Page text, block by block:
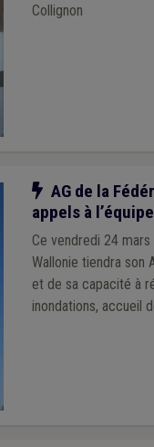
Collignon
Notre action
AG de la
appels à
Ce vendredi 24
Wallonie tiendra son Assemblée générale.
et de sa capacité à
inondations, accueil